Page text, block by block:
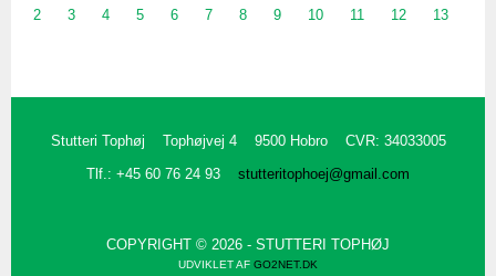
2 3 4 5 6 7 8 9 10 11 12 13
Stutteri Tophøj Tophøjvej 4 9500 Hobro
CVR: 34033005
Tlf.: +45 60 76 24 93
stutteritophoej@gmail.com
COPYRIGHT © 2026 - STUTTERI TOPHØJ
UDVIKLET AF GO2NET.DK